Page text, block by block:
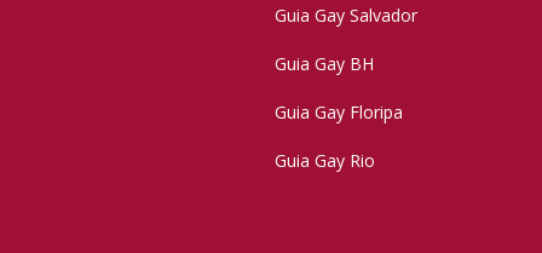
Guia Gay Salvador
Guia Gay BH
Guia Gay Floripa
Guia Gay Rio